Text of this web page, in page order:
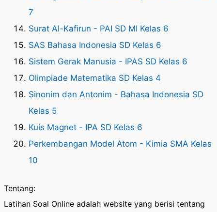
7
Surat Al-Kafirun - PAI SD MI Kelas 6
SAS Bahasa Indonesia SD Kelas 6
Sistem Gerak Manusia - IPAS SD Kelas 6
Olimpiade Matematika SD Kelas 4
Sinonim dan Antonim - Bahasa Indonesia SD
Kelas 5
Kuis Magnet - IPA SD Kelas 6
Perkembangan Model Atom - Kimia SMA Kelas
10
Tentang:
Latihan Soal Online adalah website yang berisi tentang